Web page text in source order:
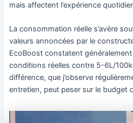
mais affectent l’expérience
La consommation réelle s’avère
valeurs annoncées par le
EcoBoost constatent
conditions réelles contre 5-6L/
différence, que j’observe
entretien, peut peser sur le budget